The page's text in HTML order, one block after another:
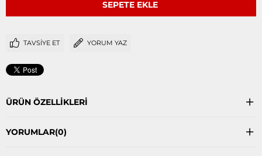
TAVSIYE ET YORUM YAZ
ÜRÜN ÖZELLIKLERI
YORUMLAR(0)